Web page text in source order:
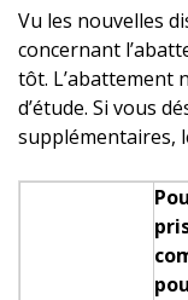
Vu les nouvelles
concernant
tôt. L’abattement
d’étude. Si vous
supplémentaires,